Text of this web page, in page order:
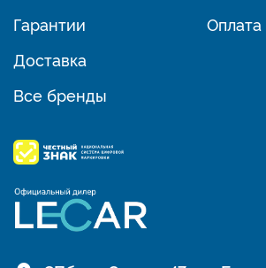
Гарантии
Доставка
Все бренды
Оплата